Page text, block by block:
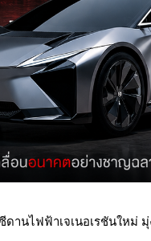
ดานไฟฟ้าเจเนอเรชันใหม่